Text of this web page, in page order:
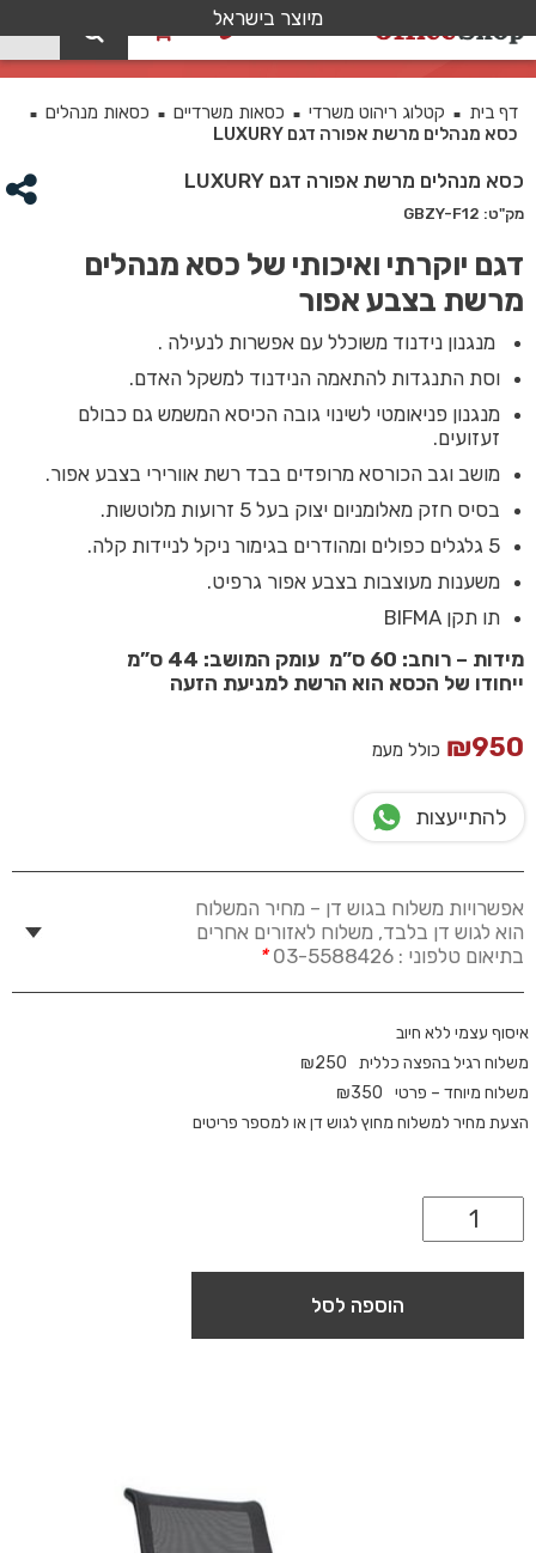
מיוצר בישראל
כסא מנהלים מרשת אפורה דגם LUXURY
דף בית ■ קטלוג ריהוט משרדי ■ כסאות משרדיים ■ כסאות מנהלים ■
כסא מנהלים מרשת אפורה דגם LUXURY
כסא מנהלים מרשת אפורה דגם LUXURY
מק"ט: GBZY-F12
דגם יוקרתי ואיכותי של כסא מנהלים
מרשת בצבע אפור
מנגנון נידנוד משוכלל עם אפשרות לנעילה .
וסת התנגדות להתאמה הנידנוד למשקל האדם.
מנגנון פניאומטי לשינוי גובה הכיסא המשמש גם כבולם
זעזועים.
מושב וגב הכורסא מרופדים בבד רשת אוורירי בצבע אפור.
בסיס חזק מאלומניום יצוק בעל 5 זרועות מלוטשות.
5 גלגלים כפולים ומהודרים בגימור ניקל לניידות קלה.
משענות מעוצבות בצבע אפור גרפיט.
תו תקן BIFMA
מידות – רוחב: 60 ס”מ עומק המושב: 44 ס”מ
ייחודו של הכסא הוא הרשת למניעת הזעה
₪950 כולל מעמ
להתייעצות
אפשרויות משלוח בגוש דן – מחיר המשלוח
הוא לגוש דן בלבד, משלוח לאזורים אחרים
בתיאום טלפוני : 03-5588426
*
איסוף עצמי ללא חיוב
משלוח רגיל בהפצה כללית
₪250
משלוח מיוחד – פרטי
₪350
הצעת מחיר למשלוח מחוץ לגוש דן או למספר פריטים
הוספה לסל